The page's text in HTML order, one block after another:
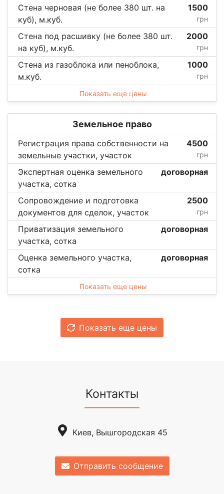
Стена черновая (не более 380 шт. на
куб), м.куб.
1500
грн
Стена под расшивку (не более 380 шт.
на куб), м.куб.
2000
грн
Стена из газоблока или пеноблока,
м.куб.
1000
грн
Показать еще цены
Земельное право
Регистрация права собственности на
земельные участки, участок
4500
грн
Экспертная оценка земельного
участка, сотка
договорная
Сопровождение и подготовка
документов для сделок, участок
2500
грн
Приватизация земельного
участка, сотка
договорная
Оценка земельного участка,
сотка
договорная
Показать еще цены
Показать еще цены
Контакты
Киев, Вышгородская 45
Отправить сообщение